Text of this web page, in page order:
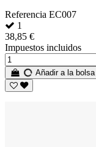
Referencia EC007
1
38,85 €
Impuestos incluidos
Añadir a la bolsa